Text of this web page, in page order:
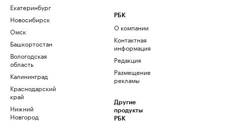
Екатеринбург
Новосибирск
Омск
Башкортостан
Вологодская
область
Калининград
Краснодарский
край
Нижний
Новгород
РБК
О компании
Контактная
информация
Редакция
Размещение
рекламы
Другие
продукты
РБК